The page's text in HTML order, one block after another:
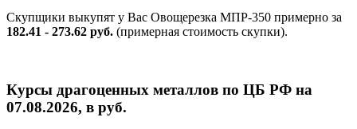
Скупщики выкупят у Вас Овощерезка МПР-350 примерно за
182.41 - 273.62 руб. (примерная стоимость скупки).
Курсы драгоценных металлов по ЦБ РФ на
07.08.2026, в руб.